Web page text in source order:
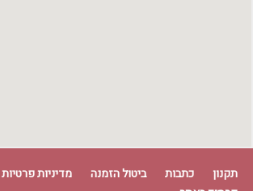
תקנון כתבות ביטול הזמנה מדיניות פרטיות